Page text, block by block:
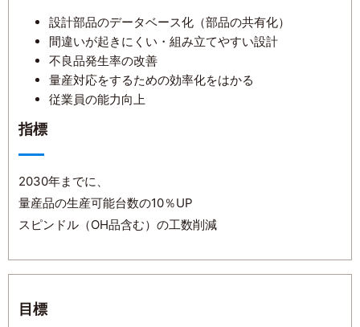
設計部品のデータベース化（部品の共有化）
間違いが起きにくい・組み立てやすい設計
不良品発生率の改善
量産対応をするための効率化をはかる
従業員の能力向上
指標
2030年までに、
量産品の生産可能台数の10％UP
スピンドル（OH品含む）の工数削減
目標